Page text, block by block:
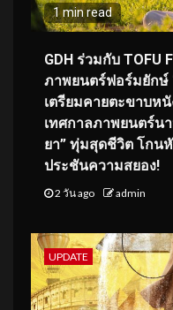
1 min read
GDH ร่วมกับ TOFU
ภาพยนตร์ฟอร์มยักษ์
เตรียมคายตะขาบห
เทศกาลภาพยนตร์น
ยา” ทุ่มสุดชีวิต โกน
ประชันความสยอง!
2 วัน ago admin
UPDATE